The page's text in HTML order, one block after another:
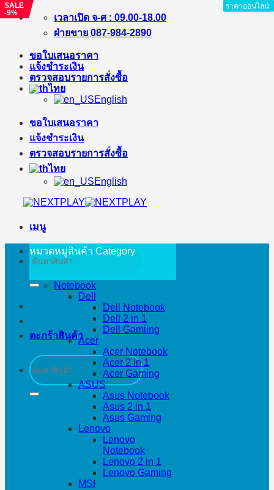
ข้าม
เนื้อหา
เวลาเปิด จ-ศ : 09.00-18.00
ฝ่ายขาย 087-984-2890
ขอใบเสนอราคา
แจ้งชำระเงิน
ตรวจสอบรายการสั่งซื้อ
ไทย
English
ขอใบเสนอราคา
แจ้งชำระเงิน
ตรวจสอบรายการสั่งซื้อ
ไทย
English
เมนู
ค้นหา:
ตะกร้าสินค้า
ค้นหา:
หมวดหมู่สินค้า Category
Notebook
Dell
Dell Notebook
Dell 2 in 1
Dell Gamiing
Acer
Acer Notebook
Acer 2 in 1
Acer Gaming
ASUS
Asus Notebook
Asus 2 in 1
Asus Gaming
Lenovo
Lenovo
Notebook
Lenovo 2 in 1
Lenovo Gaming
MSI
ราคาออนไลน์
ราคาออนไลน์
SALE
-10%
ราคาออนไลน์
ราคาออนไลน์
ราคาออนไลน์
SALE
-9%
ราคาออนไลน์
ราคาออนไลน์
ราคาออนไลน์